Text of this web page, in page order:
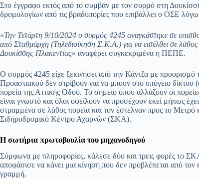
Στο έγγραφο εκτός από το συμβάν με τον συρμό στη
δρομολογίων από τις βραδυπορίες που επιβάλλει ο ΟΣΕ
«Την Τετάρτη 9/10/2024 ο συρμός 4245 αναγκάστηκε σε
από Σταθμάρχη (Τηλεδιοίκηση Σ.Κ.Α.) για να εισέλθει σε
Δουκίσσης Πλακεντίας» αναφέρει συγκεκριμένα η ΠΕΠΕ.
Ο συρμός 4245 είχε ξεκινήσει από την Κάντζα με
Προαστιακού δεν στρίβουν για να μπουν στο υπόγειο
πορεία της Αττικής Οδού. Το σημείο όπου αλλάζουν οι
είναι γνωστό και όλοι οφείλουν να προσέχουν εκεί μήπως
στραμμένα σε λάθος πορεία και τον έστελναν προς το
Σιδηροδρομικό Κέντρο Αχαρνών (ΣΚΑ).
Η σωτήρια πρωτοβουλία του μηχανοδηγού
Σύμφωνα με πληροφορίες, κάλεσε δύο και τρεις φορές το
αποφάσισε να κάνει μια κίνηση που δεν προβλέπεται από
γραμμή.